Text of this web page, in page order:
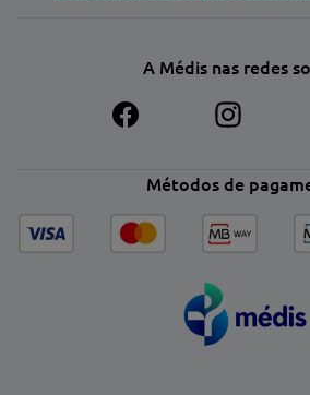
A Médis nas redes
Métodos de